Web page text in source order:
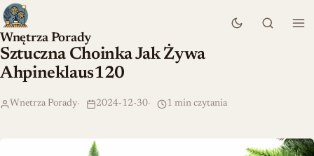
Wnętrza Porady
Sztuczna Choinka Jak Żywa
Ahpineklaus120
Wnetrza Porady 2024-12-30 1 min czytania